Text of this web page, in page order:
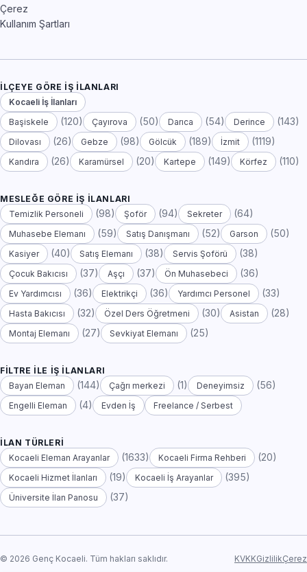
Çerez
Kullanım Şartları
İLÇEYE GÖRE İŞ İLANLARI
Kocaeli İş İlanları
Başiskele
(120) Çayırova (50) Darıca (54) Derince (143)
Dilovası (26) Gebze (98) Gölcük (189) İzmit (1119)
Kandıra (26) Karamürsel (20) Kartepe (149) Körfez (110)
MESLEĞE GÖRE İŞ İLANLARI
Temizlik Personeli
(98) Şoför (94) Sekreter (64)
Muhasebe Elemanı (59) Satış Danışmanı (52) Garson (50)
Kasiyer (40) Satış Elemanı (38) Servis Şoförü (38)
Çocuk Bakıcısı (37) Aşçı (37) Ön Muhasebeci (36)
Ev Yardımcısı (36) Elektrikçi (36) Yardımcı Personel (33)
Hasta Bakıcısı (32) Özel Ders Öğretmeni (30) Asistan (28)
Montaj Elemanı (27) Sevkiyat Elemanı (25)
FILTRE ILE İŞ İLANLARI
Bayan Eleman
(144) Çağrı merkezi (1) Deneyimsiz (56)
Engelli Eleman (4) Evden İş Freelance / Serbest
İLAN TÜRLERI
Kocaeli Eleman Arayanlar
(1633) Kocaeli Firma Rehberi (20)
Kocaeli Hizmet İlanları (19) Kocaeli İş Arayanlar (395)
Üniversite İlan Panosu (37)
© 2026 Genç Kocaeli. Tüm hakları saklıdır. KVKKGizlilikÇerez